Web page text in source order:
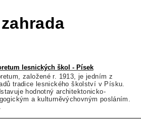
lesnických škol - Písek
založené r. 1913, je jedním z
tradice lesnického školství v Písku.
hodnotný architektonicko-
a kulturněvýchovným posláním.